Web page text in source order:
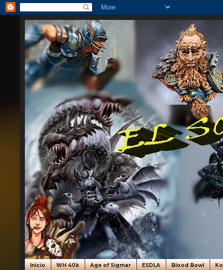
Inicio WH 40k Age of Sigmar ESDLA Blood Bowl